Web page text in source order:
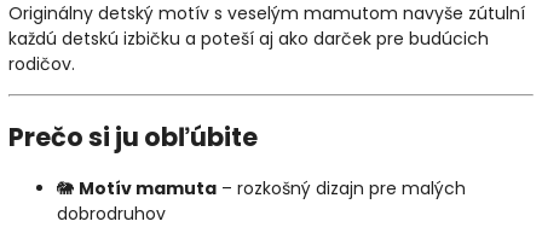
Originálny detský motív s veselým mamutom navyše zútulní
každú detskú izbičku a poteší aj ako darček pre budúcich
rodičov.
Prečo si ju obľúbite
🐘 Motív mamuta – rozkošný dizajn pre malých
dobrodruhov